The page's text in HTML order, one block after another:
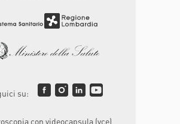
su:
con videocapsula (vce)